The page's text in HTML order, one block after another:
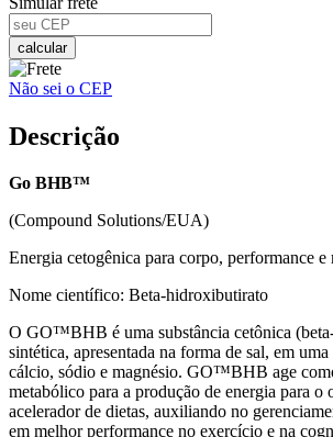
calcular
Não sei o CEP
Descrição
Go BHB™
(Compound Solutions/EUA)
Energia cetogênica para corpo, performance e
Nome científico: Beta-hidroxibutirato
O GO™BHB é uma substância cetônica
sintética, apresentada na forma de sal, em
cálcio, sódio e magnésio. GO™BHB age
metabólico para a produção de energia para o
acelerador de dietas, auxiliando no
em melhor performance no exercício e na